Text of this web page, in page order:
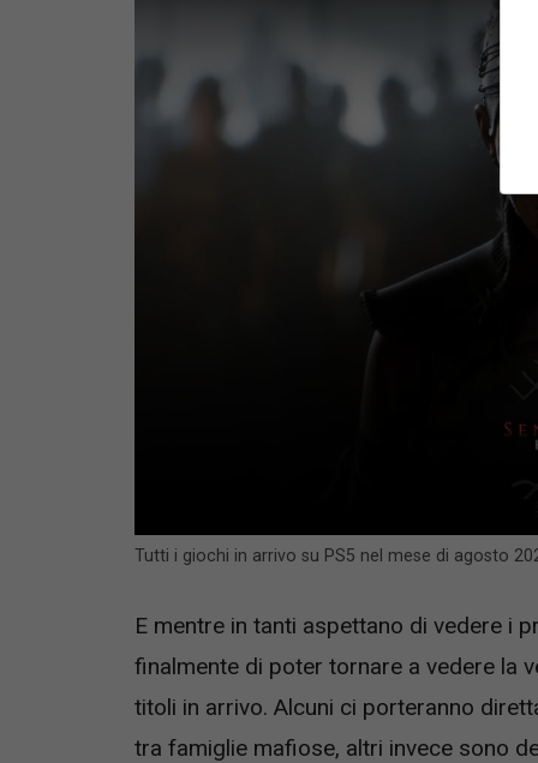
Tutti i giochi in arrivo su PS5 nel mese di agosto
E mentre in tanti aspettano di vedere i
finalmente di poter tornare a vedere la
titoli in arrivo. Alcuni ci porteranno
tra famiglie mafiose, altri invece sono